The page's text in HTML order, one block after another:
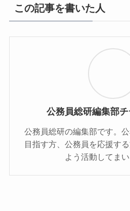
この記事を書いた人
公務員総研編集部チ
公務員総研の編集部です。
目指す方、公務員を応援す
よう活動してまい